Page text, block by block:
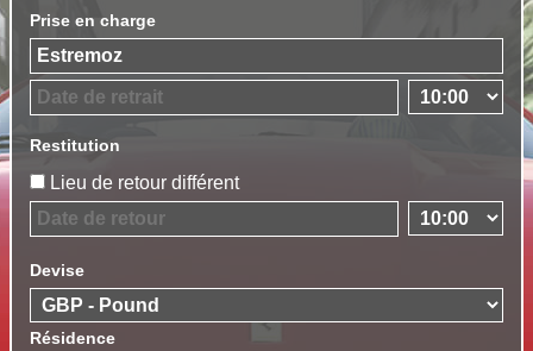
Prise en charge
Restitution
Lieu de retour différent
Devise
Résidence